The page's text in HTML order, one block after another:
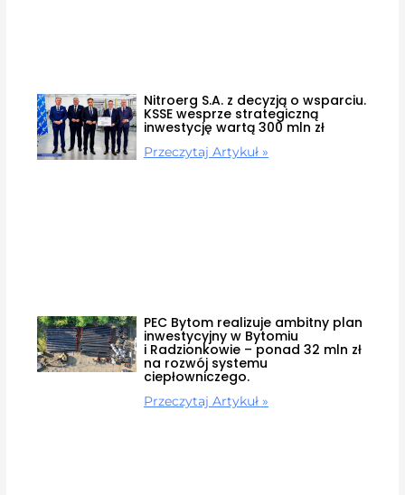
Nitroerg S.A. z decyzją o wsparciu.
KSSE wesprze strategiczną
inwestycję wartą 300 mln zł
Przeczytaj Artykuł »
PEC Bytom realizuje ambitny plan
inwestycyjny w Bytomiu
i Radzionkowie – ponad 32 mln zł
na rozwój systemu
ciepłowniczego.
Przeczytaj Artykuł »